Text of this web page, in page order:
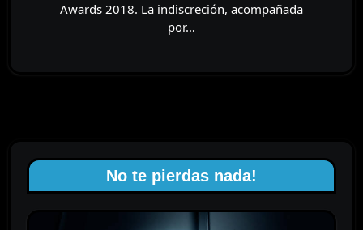
Awards 2018. La indiscreción, acompañada
por…
No te pierdas nada!